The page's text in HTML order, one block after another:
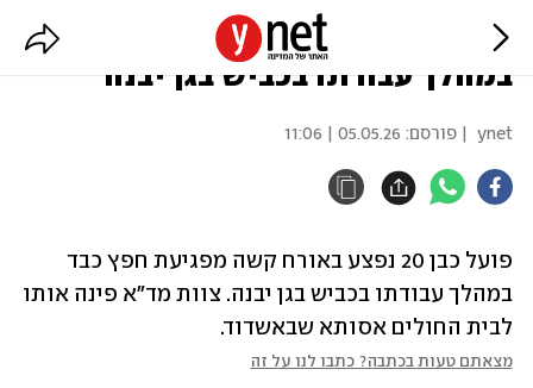
פועל נפצע קשה מפגיעת חפץ כבד
במהלך עבודתו בכביש בגן יבנה
ynet | פורסם: 05.05.26 | 11:06
לבית החולים אסותא שבאשדוד.
מצאתם טעות בכתבה? כתבו לנו על זה